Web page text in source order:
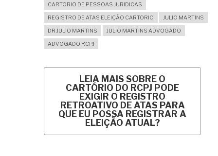
CARTORIO DE PESSOAS JURIDICAS
REGISTRO DE ATAS ELEIÇÃO CARTORIO
JULIO MARTINS
DR JULIO MARTINS
JULIO MARTINS ADVOGADO
ADVOGADO RCPJ
LEIA MAIS SOBRE O
CARTÓRIO DO RCPJ PODE
EXIGIR O REGISTRO
RETROATIVO DE ATAS PARA
QUE EU POSSA REGISTRAR A
ELEIÇÃO ATUAL?